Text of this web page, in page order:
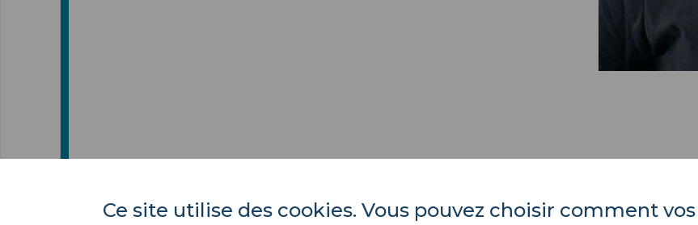
Université Polytechnique
ACTES
Ce site utilise des cookies. Vous pouvez choisir comment